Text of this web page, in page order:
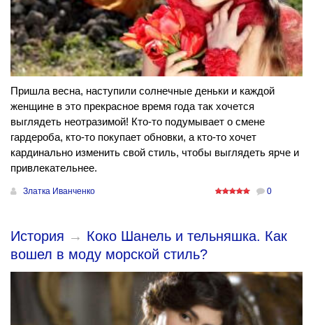
Пришла весна, наступили солнечные деньки и каждой
женщине в это прекрасное время года так хочется
выглядеть неотразимой! Кто-то подумывает о смене
гардероба, кто-то покупает обновки, а кто-то хочет
кардинально изменить свой стиль, чтобы выглядеть ярче и
привлекательнее.
Златка Иванченко 0
История → Коко Шанель и тельняшка. Как
вошел в моду морской стиль?